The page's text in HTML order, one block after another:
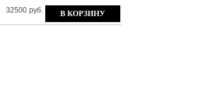
32500 руб.